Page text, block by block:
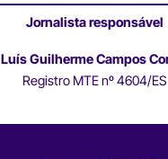
Jornalista responsável
Luís Guilherme Campos
Registro MTE nº 4604/ES